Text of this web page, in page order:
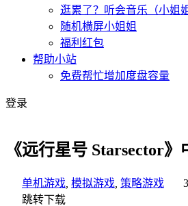
逛累了？听会音乐（小姐
随机横屏小姐姐
福利红包
帮助小站
免费帮忙增加度盘容量
登录
《远行星号 Starsector》
单机游戏 模拟游戏 策略游戏
跳转下载